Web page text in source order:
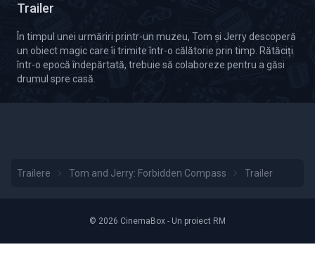
Trailer
În timpul unei urmăriri printr-un muzeu, Tom și Jerry descoperă
un obiect magic care îi trimite într-o călătorie prin timp. Rătăciți
într-o epocă îndepărtată, trebuie să colaboreze pentru a găsi
drumul spre casă.
Trailere Tom and Jerry: Forbidden Compass Trailer
© 2026 CinemaBox - Un proiect RM